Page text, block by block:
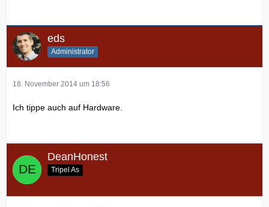
eds
Administrator
18. November 2014 um 18:56
Ich tippe auch auf Hardware.
DeanHonest
Tripel As